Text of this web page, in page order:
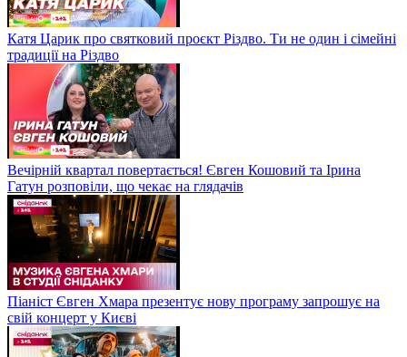
Катя Царик про святковий проєкт Різдво. Ти не один і сімейні
традиції на Різдво
Вечірній квартал повертається! Євген Кошовий та Ірина
Гатун розповіли, що чекає на глядачів
Піаніст Євген Хмара презентує нову програму запрошує на
свій концерт у Києві